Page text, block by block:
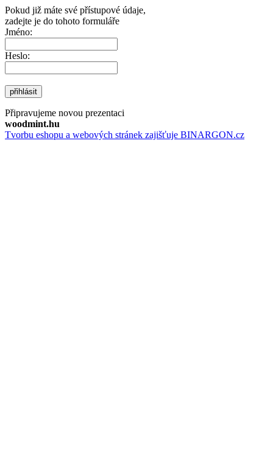
Pokud již máte své přístupové údaje,
zadejte je do tohoto formuláře
Jméno:
Heslo:
přihlásit
Připravujeme novou prezentaci
woodmint.hu
Tvorbu eshopu a webových stránek zajišťuje BINARGON.cz